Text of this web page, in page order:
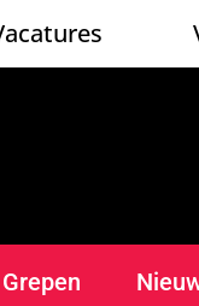
Grepen